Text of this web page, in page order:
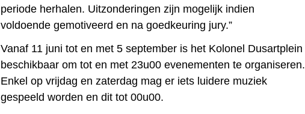
periode herhalen. Uitzonderingen zijn mogelijk indien
voldoende gemotiveerd en na goedkeuring jury.”
Vanaf 11 juni tot en met 5 september is het Kolonel Dusartplein
beschikbaar om tot en met 23u00 evenementen te organiseren.
Enkel op vrijdag en zaterdag mag er iets luidere muziek
gespeeld worden en dit tot 00u00.